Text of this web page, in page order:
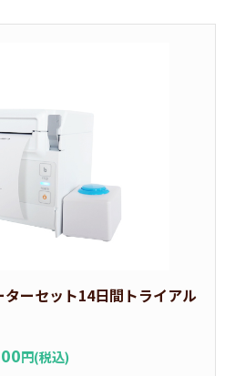
ーセット14日間トライアル
円(税込)